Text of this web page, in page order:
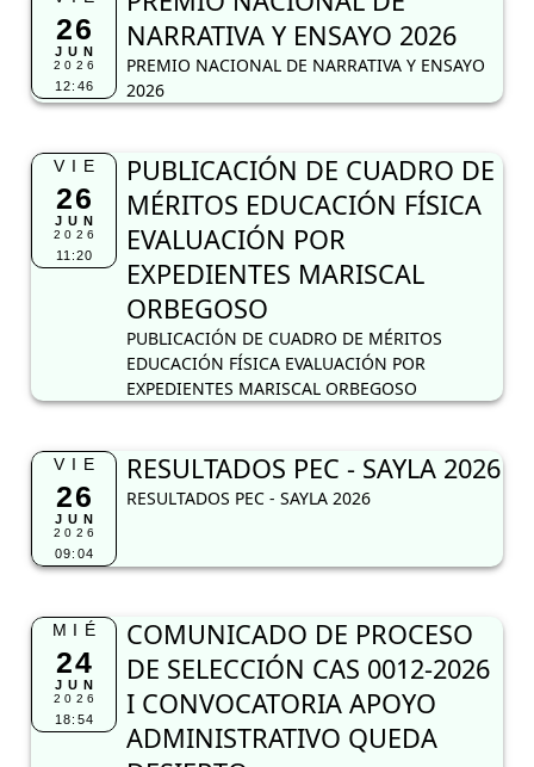
26
JUN
2026
12:46
NARRATIVA Y ENSAYO 2026
PREMIO NACIONAL DE NARRATIVA Y ENSAYO
2026
VIE
26
JUN
2026
11:20
PUBLICACIÓN DE CUADRO DE
MÉRITOS EDUCACIÓN FÍSICA
EVALUACIÓN POR
EXPEDIENTES MARISCAL
ORBEGOSO
PUBLICACIÓN DE CUADRO DE MÉRITOS
EDUCACIÓN FÍSICA EVALUACIÓN POR
EXPEDIENTES MARISCAL ORBEGOSO
VIE
26
JUN
2026
09:04
RESULTADOS PEC - SAYLA 2026
RESULTADOS PEC - SAYLA 2026
MIÉ
24
JUN
2026
18:54
COMUNICADO DE PROCESO
DE SELECCIÓN CAS 0012-2026
I CONVOCATORIA APOYO
ADMINISTRATIVO QUEDA